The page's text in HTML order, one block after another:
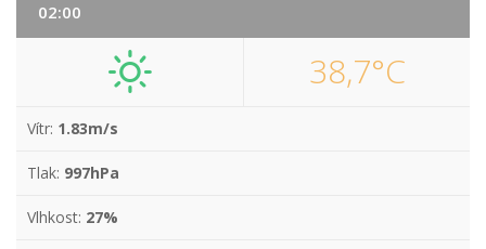
02:00
38,7°C
Vítr: 1.83m/s
Tlak: 997hPa
Vlhkost: 27%